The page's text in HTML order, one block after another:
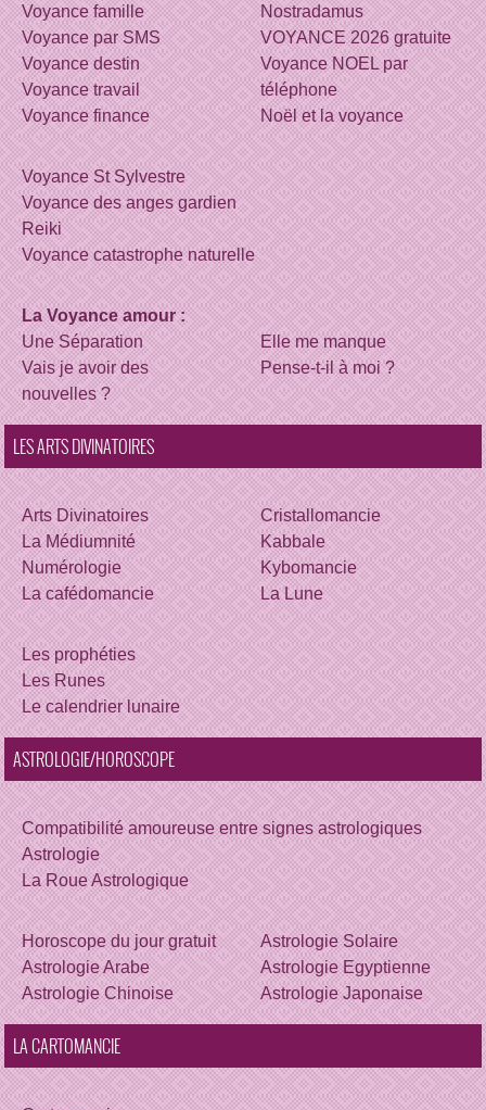
Voyance famille
Voyance par SMS
Voyance destin
Voyance travail
Voyance finance
Nostradamus
VOYANCE 2026 gratuite
Voyance NOEL par
téléphone
Noël et la voyance
Voyance St Sylvestre
Voyance des anges gardien
Reiki
Voyance catastrophe naturelle
La Voyance amour :
Une Séparation
Vais je avoir des
nouvelles ?
Elle me manque
Pense-t-il à moi ?
LES ARTS DIVINATOIRES
Arts Divinatoires
La Médiumnité
Numérologie
La cafédomancie
Cristallomancie
Kabbale
Kybomancie
La Lune
Les prophéties
Les Runes
Le calendrier lunaire
ASTROLOGIE/HOROSCOPE
Compatibilité amoureuse entre signes astrologiques
Astrologie
La Roue Astrologique
Horoscope du jour gratuit
Astrologie Arabe
Astrologie Chinoise
Astrologie Solaire
Astrologie Egyptienne
Astrologie Japonaise
LA CARTOMANCIE